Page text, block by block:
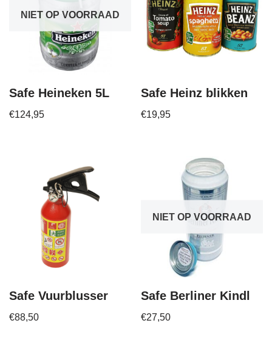
NIET OP VOORRAAD
Safe Heineken 5L
€124,95
Safe Heinz blikken
€19,95
Safe Vuurblusser
€88,50
NIET OP VOORRAAD
Safe Berliner Kindl
€27,50